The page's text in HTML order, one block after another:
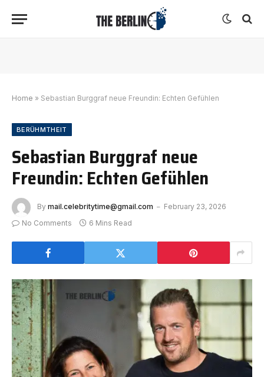
Home » Sebastian Burggraf neue Freundin: Echten Gefühlen
BERÜHMTHEIT
Sebastian Burggraf neue
Freundin: Echten Gefühlen
By mail.celebritytime@gmail.com
February 23, 2026
No Comments
6 Mins Read